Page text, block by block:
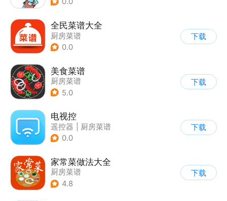
全民菜谱大全
厨房菜谱
0.0
下载
美食菜谱
厨房菜谱
5.0
下载
电视控
遥控器
厨房菜谱
0.0
下载
家常菜做法大全
厨房菜谱
4.8
下载